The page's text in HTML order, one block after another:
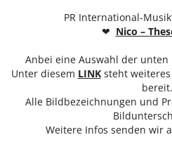
Lenz M. Moser Wine Affairs
Gina Drewes
Spanische Hofreitschule
PR International-
❤ Nico –
Anbei eine Auswahl der
Unter diesem LINKsteht weiteres
bereit.
Alle Bildbezeichnungen und
Weitere Infos senden wir